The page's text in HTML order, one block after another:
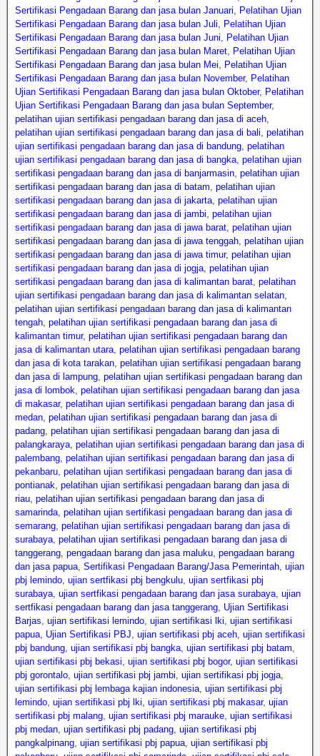
Sertifikasi Pengadaan Barang dan jasa bulan Januari, Pelatihan Ujian
Sertifikasi Pengadaan Barang dan jasa bulan Juli, Pelatihan Ujian
Sertifikasi Pengadaan Barang dan jasa bulan Juni, Pelatihan Ujian
Sertifikasi Pengadaan Barang dan jasa bulan Maret, Pelatihan Ujian
Sertifikasi Pengadaan Barang dan jasa bulan Mei, Pelatihan Ujian
Sertifikasi Pengadaan Barang dan jasa bulan November, Pelatihan
Ujian Sertifikasi Pengadaan Barang dan jasa bulan Oktober, Pelatihan
Ujian Sertifikasi Pengadaan Barang dan jasa bulan September,
pelatihan ujian sertifikasi pengadaan barang dan jasa di aceh,
pelatihan ujian sertifikasi pengadaan barang dan jasa di bali, pelatihan
ujian sertifikasi pengadaan barang dan jasa di bandung, pelatihan
ujian sertifikasi pengadaan barang dan jasa di bangka, pelatihan ujian
sertifikasi pengadaan barang dan jasa di banjarmasin, pelatihan ujian
sertifikasi pengadaan barang dan jasa di batam, pelatihan ujian
sertifikasi pengadaan barang dan jasa di jakarta, pelatihan ujian
sertifikasi pengadaan barang dan jasa di jambi, pelatihan ujian
sertifikasi pengadaan barang dan jasa di jawa barat, pelatihan ujian
sertifikasi pengadaan barang dan jasa di jawa tenggah, pelatihan ujian
sertifikasi pengadaan barang dan jasa di jawa timur, pelatihan ujian
sertifikasi pengadaan barang dan jasa di jogja, pelatihan ujian
sertifikasi pengadaan barang dan jasa di kalimantan barat, pelatihan
ujian sertifikasi pengadaan barang dan jasa di kalimantan selatan,
pelatihan ujian sertifikasi pengadaan barang dan jasa di kalimantan
tengah, pelatihan ujian sertifikasi pengadaan barang dan jasa di
kalimantan timur, pelatihan ujian sertifikasi pengadaan barang dan
jasa di kalimantan utara, pelatihan ujian sertifikasi pengadaan barang
dan jasa di kota tarakan, pelatihan ujian sertifikasi pengadaan barang
dan jasa di lampung, pelatihan ujian sertifikasi pengadaan barang dan
jasa di lombok, pelatihan ujian sertifikasi pengadaan barang dan jasa
di makasar, pelatihan ujian sertifikasi pengadaan barang dan jasa di
medan, pelatihan ujian sertifikasi pengadaan barang dan jasa di
padang, pelatihan ujian sertifikasi pengadaan barang dan jasa di
palangkaraya, pelatihan ujian sertifikasi pengadaan barang dan jasa di
palembang, pelatihan ujian sertifikasi pengadaan barang dan jasa di
pekanbaru, pelatihan ujian sertifikasi pengadaan barang dan jasa di
pontianak, pelatihan ujian sertifikasi pengadaan barang dan jasa di
riau, pelatihan ujian sertifikasi pengadaan barang dan jasa di
samarinda, pelatihan ujian sertifikasi pengadaan barang dan jasa di
semarang, pelatihan ujian sertifikasi pengadaan barang dan jasa di
surabaya, pelatihan ujian sertifikasi pengadaan barang dan jasa di
tanggerang, pengadaan barang dan jasa maluku, pengadaan barang
dan jasa papua, Sertifikasi Pengadaan Barang/Jasa Pemerintah, ujian
pbj lemindo, ujian sertfikasi pbj bengkulu, ujian sertfikasi pbj
surabaya, ujian sertfikasi pengadaan barang dan jasa surabaya, ujian
sertfikasi pengadaan barang dan jasa tanggerang, Ujian Sertifikasi
Barjas, ujian sertifikasi lemindo, ujian sertifikasi lki, ujian sertifikasi
papua, Ujian Sertifikasi PBJ, ujian sertifikasi pbj aceh, ujian sertifikasi
pbj bandung, ujian sertifikasi pbj bangka, ujian sertifikasi pbj batam,
ujian sertifikasi pbj bekasi, ujian sertifikasi pbj bogor, ujian sertifikasi
pbj gorontalo, ujian sertifikasi pbj jambi, ujian sertifikasi pbj jogja,
ujian sertifikasi pbj lembaga kajian indonesia, ujian sertifikasi pbj
lemindo, ujian sertifikasi pbj lki, ujian sertifikasi pbj makasar, ujian
sertifikasi pbj malang, ujian sertifikasi pbj marauke, ujian sertifikasi
pbj medan, ujian sertifikasi pbj padang, ujian sertifikasi pbj
pangkalpinang, ujian sertifikasi pbj papua, ujian sertifikasi pbj